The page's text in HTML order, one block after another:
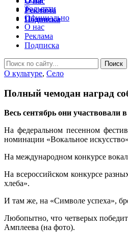
Тольятти
Официально
О нас
Реклама
Подписка
О культуре, Село
Полный чемодан наград
Весь сентябрь они участвовали
На федеральном песенном
номинации «Вокальное
На международном конкурсе
На всероссийском конкурсе
хлеба».
И там же, на «Символе успеха»,
Любопытно, что четверых
Амплеева (на фото).
Реклама
Подписка